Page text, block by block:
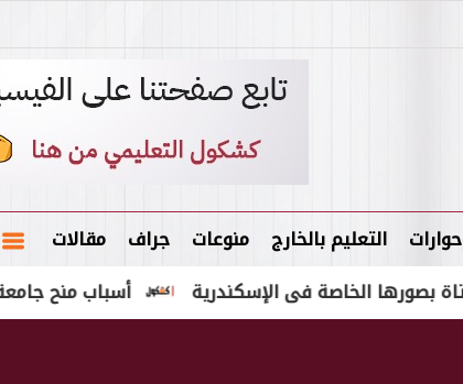
التعليم بالخارج منوعات جراف مقالات
أسباب منح جامعة